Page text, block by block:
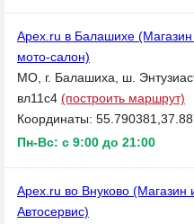
Apex.ru в Балашихе (Магазин
мото-салон)
МО, г. Балашиха, ш.
вл11с4 (построить маршрут)
Координаты:
Пн-Вс: с 9:00 до 21:00
Apex.ru во Внуково (Магазин
Автосервис)